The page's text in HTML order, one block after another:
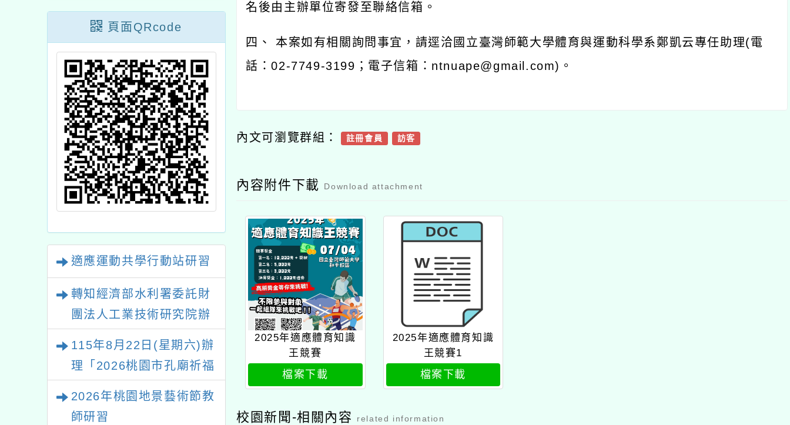
頁面QRcode
適應運動共學行動站研習
轉知經濟部水利署委託財
團法人工業技術研究院辦
績優單位及節水達人選拔
115年8月22日(星期六)辦
理「2026桃園市孔廟祈福
2026年桃園地景藝術節教
師研習
名後由主辦單位寄發至聯絡信箱。
四、 本案如有相關詢問事宜，請逕洽國立臺灣師範大學體育與運動科學系鄭凱云專任助理(電
話：02-7749-3199；電子信箱：ntnuape@gmail.com)。
內文可瀏覽群組： 註冊會員 訪客
內容附件下載 Download attachment
2025年適應體育知識
王競賽
檔案下載
2025年適應體育知識
王競賽1
檔案下載
校園新聞-相關內容 related information